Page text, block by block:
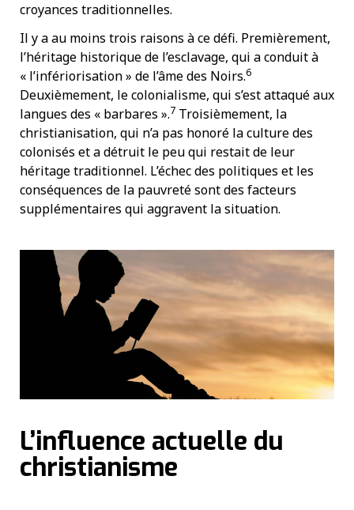
croyances traditionnelles.
Il y a au moins trois raisons à ce défi. Premièrement,
l’héritage historique de l’esclavage, qui a conduit à
« l’infériorisation » de l’âme des Noirs.6
Deuxièmement, le colonialisme, qui s’est attaqué aux
langues des « barbares ».7 Troisièmement, la
christianisation, qui n’a pas honoré la culture des
colonisés et a détruit le peu qui restait de leur
héritage traditionnel. L’échec des politiques et les
conséquences de la pauvreté sont des facteurs
supplémentaires qui aggravent la situation.
L’influence actuelle du
christianisme